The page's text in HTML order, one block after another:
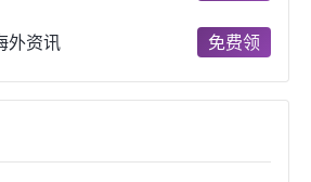
巴跨境电商
境电商跨境电商的模式
外资讯 免费领